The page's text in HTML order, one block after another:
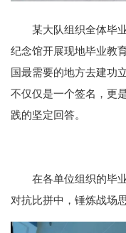
某大队组织全体毕
纪念馆开展现地毕业教
国最需要的地方去建功
不仅仅是一个签名，更
践的坚定回答。
在各单位组织的毕
对抗比拼中，锤炼战场